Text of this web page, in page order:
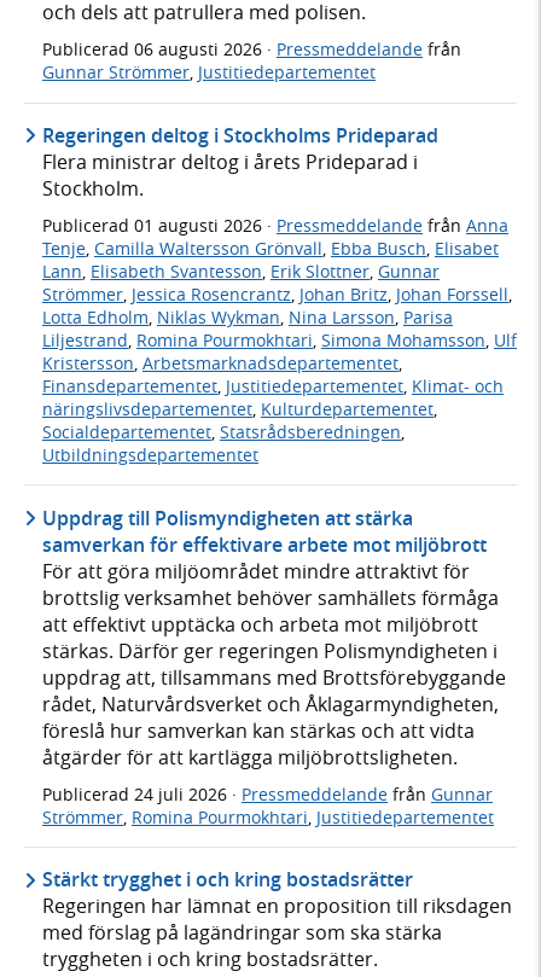
och dels att patrullera med polisen.
Publicerad 06 augusti 2026 · Pressmeddelande från
Gunnar Strömmer, Justitiedepartementet
Regeringen deltog i Stockholms Prideparad
Flera ministrar deltog i årets Prideparad i
Stockholm.
Publicerad 01 augusti 2026 · Pressmeddelande från Anna
Tenje, Camilla Waltersson Grönvall, Ebba Busch, Elisabet
Lann, Elisabeth Svantesson, Erik Slottner, Gunnar
Strömmer, Jessica Rosencrantz, Johan Britz, Johan Forssell,
Lotta Edholm, Niklas Wykman, Nina Larsson, Parisa
Liljestrand, Romina Pourmokhtari, Simona Mohamsson, Ulf
Kristersson, Arbetsmarknadsdepartementet,
Finansdepartementet, Justitiedepartementet, Klimat- och
näringslivsdepartementet, Kulturdepartementet,
Socialdepartementet, Statsrådsberedningen,
Utbildningsdepartementet
Uppdrag till Polismyndigheten att stärka
samverkan för effektivare arbete mot miljöbrott
För att göra miljöområdet mindre attraktivt för
brottslig verksamhet behöver samhällets förmåga
att effektivt upptäcka och arbeta mot miljöbrott
stärkas. Därför ger regeringen Polismyndigheten i
uppdrag att, tillsammans med Brottsförebyggande
rådet, Naturvårdsverket och Åklagarmyndigheten,
föreslå hur samverkan kan stärkas och att vidta
åtgärder för att kartlägga miljöbrottsligheten.
Publicerad 24 juli 2026 · Pressmeddelande från Gunnar
Strömmer Romina Pourmokhtari Justitiedepartementet
Stärkt trygghet i och kring bostadsrätter
Regeringen har lämnat en proposition till riksdagen
med förslag på lagändringar som ska stärka
tryggheten i och kring bostadsrätter.